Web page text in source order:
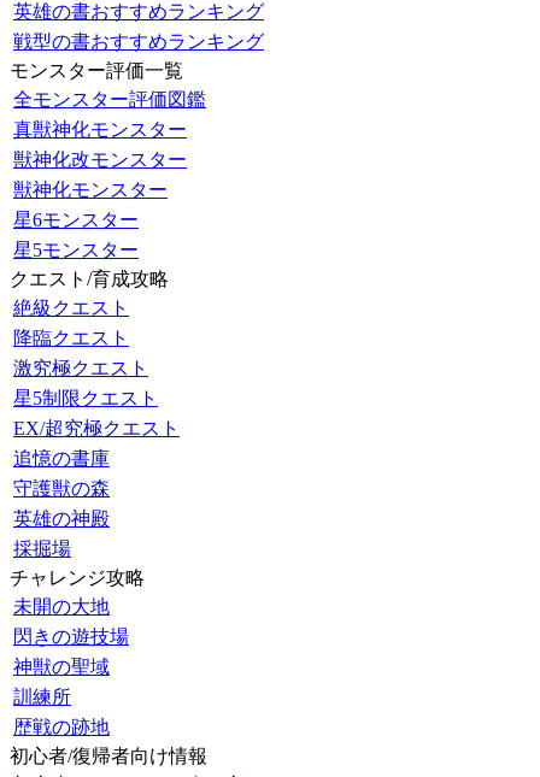
英雄の書おすすめランキング
戦型の書おすすめランキング
モンスター評価一覧
全モンスター評価図鑑
真獣神化モンスター
獣神化改モンスター
獣神化モンスター
星6モンスター
星5モンスター
クエスト/育成攻略
絶級クエスト
降臨クエスト
激究極クエスト
星5制限クエスト
EX/超究極クエスト
追憶の書庫
守護獣の森
英雄の神殿
採掘場
チャレンジ攻略
未開の大地
閃きの遊技場
神獣の聖域
訓練所
歴戦の跡地
初心者/復帰者向け情報